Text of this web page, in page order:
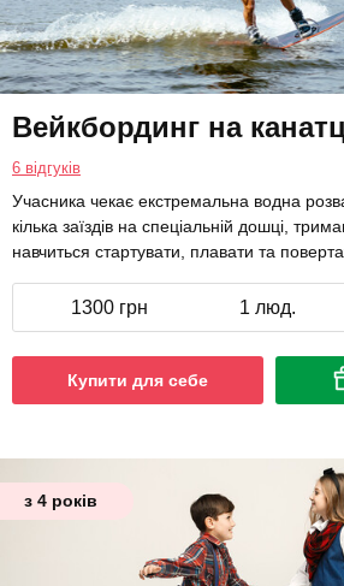
Вейкбординг на
6 відгуків
Учасника чекає екстремальна водна
кілька заїздів на спеціальній дошці,
навчиться стартувати, плавати та
1300 грн 1 люд.
Купити для себе
з 4 років